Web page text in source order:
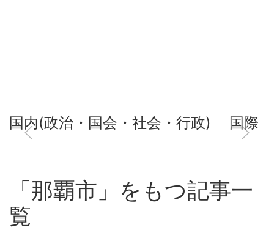
国内(政治・国会・社会・行政) 国際
「那覇市」をもつ記事一
覧